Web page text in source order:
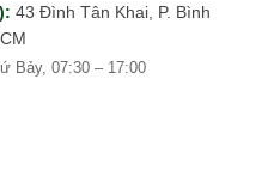
43 Đình Tân Khai, P. Bình
Bảy, 07:30 – 17:00